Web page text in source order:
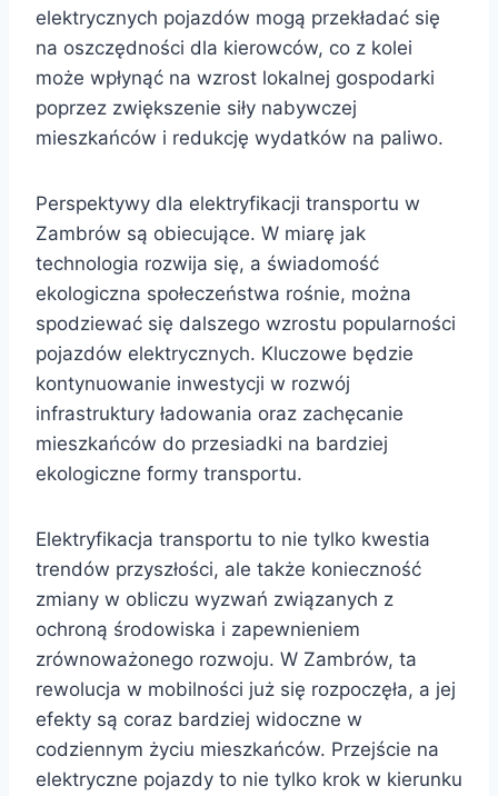
elektrycznych pojazdów mogą przekładać się
na oszczędności dla kierowców, co z kolei
może wpłynąć na wzrost lokalnej gospodarki
poprzez zwiększenie siły nabywczej
mieszkańców i redukcję wydatków na paliwo.
Perspektywy dla elektryfikacji transportu w
Zambrów są obiecujące. W miarę jak
technologia rozwija się, a świadomość
ekologiczna społeczeństwa rośnie, można
spodziewać się dalszego wzrostu popularności
pojazdów elektrycznych. Kluczowe będzie
kontynuowanie inwestycji w rozwój
infrastruktury ładowania oraz zachęcanie
mieszkańców do przesiadki na bardziej
ekologiczne formy transportu.
Elektryfikacja transportu to nie tylko kwestia
trendów przyszłości, ale także konieczność
zmiany w obliczu wyzwań związanych z
ochroną środowiska i zapewnieniem
zrównoważonego rozwoju. W Zambrów, ta
rewolucja w mobilności już się rozpoczęła, a jej
efekty są coraz bardziej widoczne w
codziennym życiu mieszkańców. Przejście na
elektryczne pojazdy to nie tylko krok w kierunku